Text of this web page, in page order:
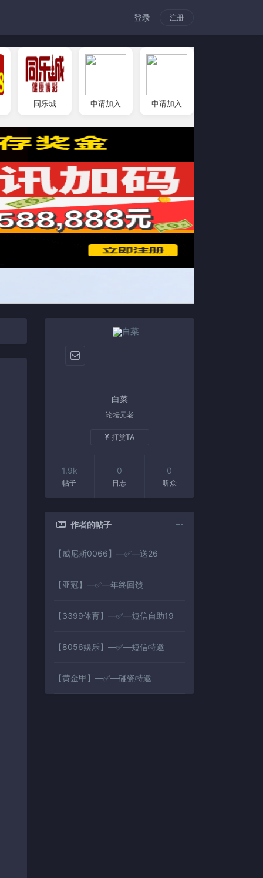
登录 注册
同乐城 申请加入 申请加入
白菜
论坛元老
打赏TA
1.9k
帖子
0
日志
0
听众
作者的帖子
【威尼斯0066】—✅—送26
【亚冠】—✅—年终回馈
【3399体育】—✅—短信自助19
【8056娱乐】—✅—短信特邀
【黄金甲】—✅—碰瓷特邀